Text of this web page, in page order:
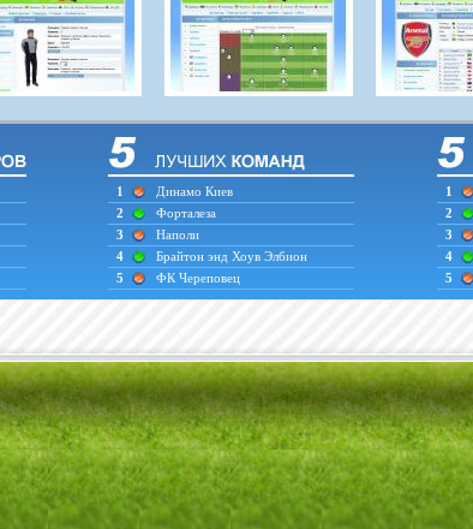
1
Динамо Киев
2
Форталеза
3
Наполи
4
Брайтон энд Хоув Элбион
5
ФК Череповец
1
2
3
4
5